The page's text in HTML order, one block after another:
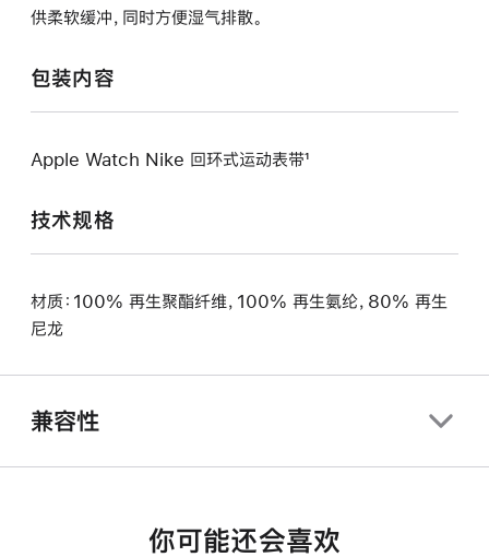
供柔软缓冲，同时方便湿气排散。
包装内容
Apple Watch Nike 回环式运动表带¹
技术规格
材质：100% 再生聚酯纤维，100% 再生氨纶，80% 再生
尼龙
兼容性
你可能还会喜欢